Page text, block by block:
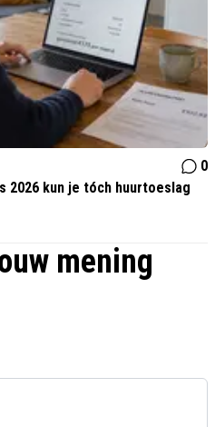
0
2026 kun je tóch huurtoeslag
mening